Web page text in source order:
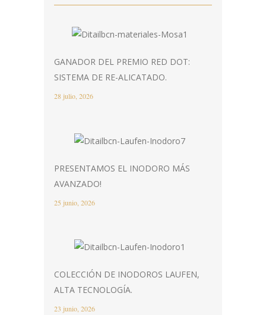
GANADOR DEL PREMIO RED DOT:
SISTEMA DE RE-ALICATADO.
28 julio, 2026
PRESENTAMOS EL INODORO MÁS
AVANZADO!
25 junio, 2026
COLECCIÓN DE INODOROS LAUFEN,
ALTA TECNOLOGÍA.
23 junio, 2026